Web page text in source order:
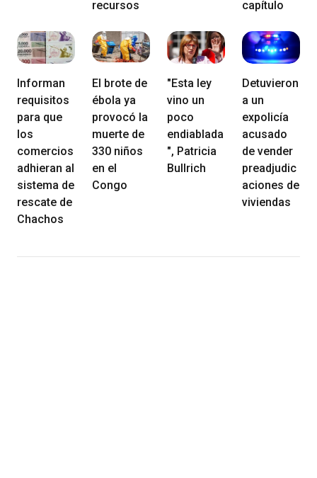
recursos capítulo
Informan
requisitos
para que
los
comercios
adhieran al
sistema de
rescate de
Chachos
El brote de
ébola ya
provocó la
muerte de
330 niños
en el
Congo
"Esta ley
vino un
poco
endiablada
", Patricia
Bullrich
Detuvieron
a un
expolicía
acusado
de vender
preadjudic
aciones de
viviendas